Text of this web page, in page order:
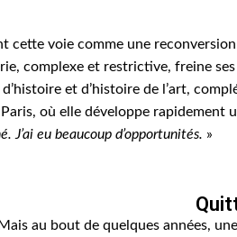
cette voie comme une reconversion
complexe et restrictive, freine ses
et d’histoire de l’art,
où elle développe rapidement
J’ai eu beaucoup d’opportunités. »
Mais au bout de quelques années,